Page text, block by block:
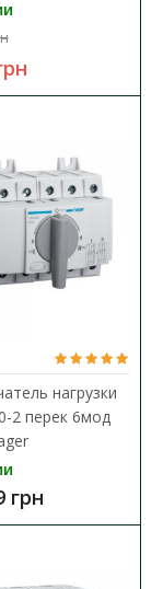
номинальный
нагрузки
2 перек 6мод
грн